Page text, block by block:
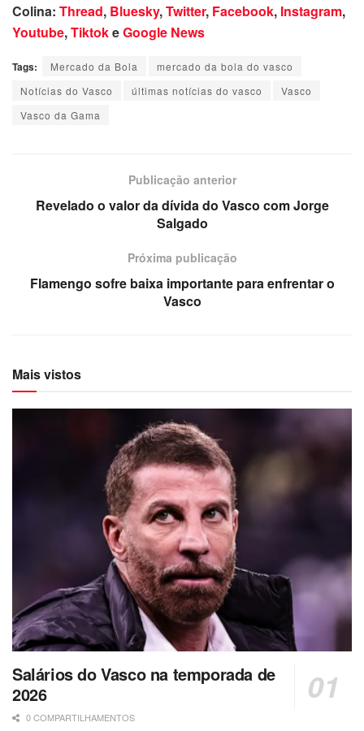
Colina: Thread, Bluesky,Twitter, Facebook, Instagram,
Youtube,TiktokeGoogle News
Tags: Mercado da Bola
mercado da bola do vasco
Notícias do Vasco
últimas notícias do vasco
Vasco
Vasco da Gama
Publicação anterior
Revelado o valor da dívida do Vasco com Jorge
Salgado
Próxima publicação
Flamengo sofre baixa importante para enfrentar o
Vasco
Mais vistos
Salários do Vasco na temporada de
2026
0 COMPARTILHAMENTOS